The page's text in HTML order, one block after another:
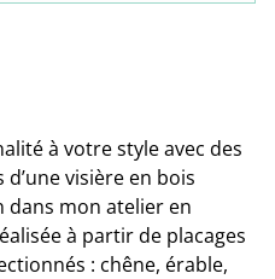
à votre style avec des
visière en bois
dans mon atelier en
à partir de placages
: chêne, érable,